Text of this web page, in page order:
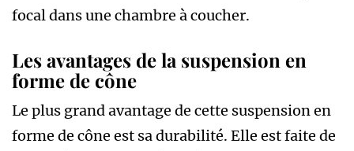
focal dans une chambre à coucher.
Les avantages de la suspension en
forme de cône
Le plus grand avantage de cette suspension en
forme de cône est sa durabilité. Elle est faite de